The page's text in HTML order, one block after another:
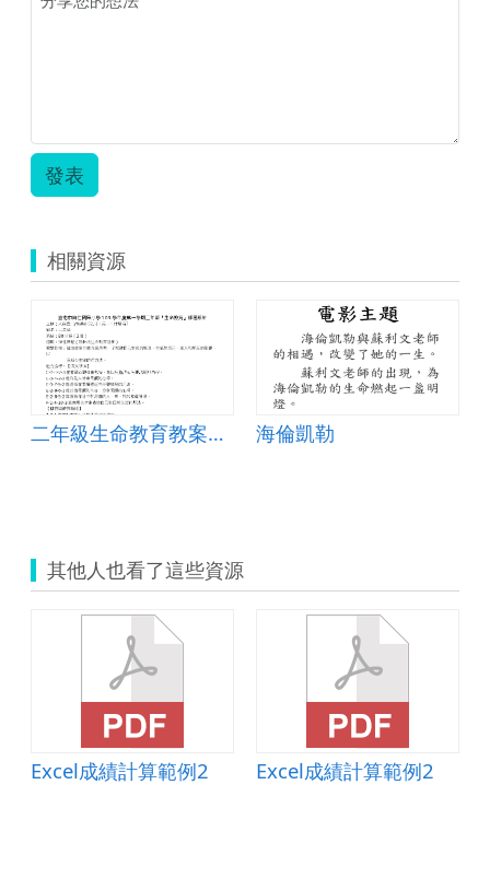
發表
相關資源
二年級生命教育教案設計 海倫凱勒
其他人也看了這些資源
Excel成績計算範例2 Excel成績計算範例2